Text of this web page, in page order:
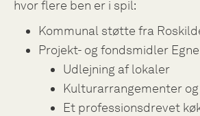
hvor flere ben er i spil:
Kommunal støtte fra
Projekt- og fondsmidler
Udlejning af lokaler
Kulturarrangementer
Et professionsdrevet